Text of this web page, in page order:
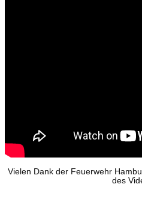
Vielen Dank der Feuerwehr
des